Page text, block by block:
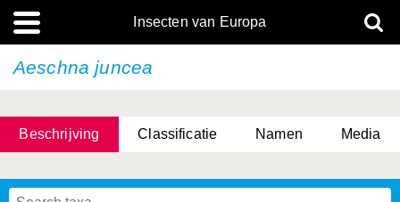
Insecten van Europa
Aeschna juncea
Beschrijving Classificatie Namen Media